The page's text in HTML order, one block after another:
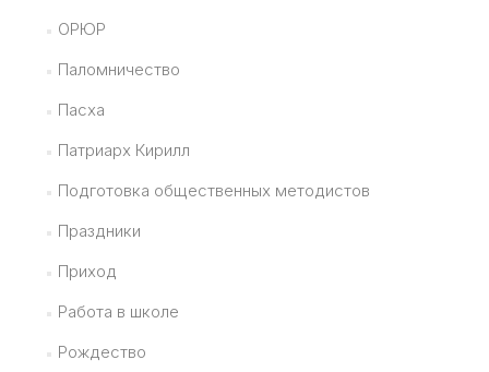
ОРЮР
Паломничество
Пасха
Патриарх Кирилл
Подготовка общественных методистов
Праздники
Приход
Работа в школе
Рождество